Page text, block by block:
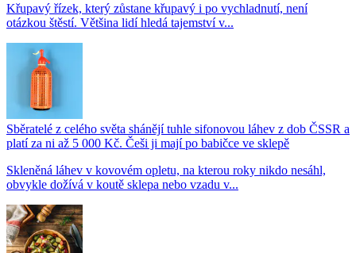
Křupavý řízek, který zůstane křupavý i po vychladnutí, není
otázkou štěstí. Většina lidí hledá tajemství v...
Sběratelé z celého světa shánějí tuhle sifonovou láhev z dob ČSSR a
platí za ni až 5 000 Kč. Češi ji mají po babičce ve sklepě
Skleněná láhev v kovovém opletu, na kterou roky nikdo nesáhl,
obvykle dožívá v koutě sklepa nebo vzadu v...